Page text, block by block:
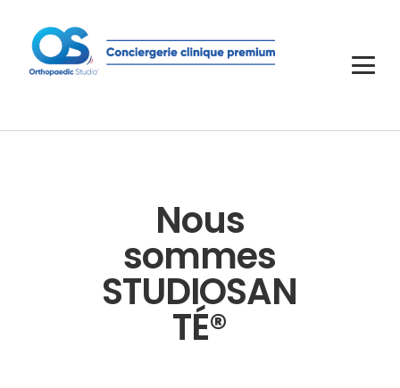
Nous
sommes
STUDIOSAN
TÉ®